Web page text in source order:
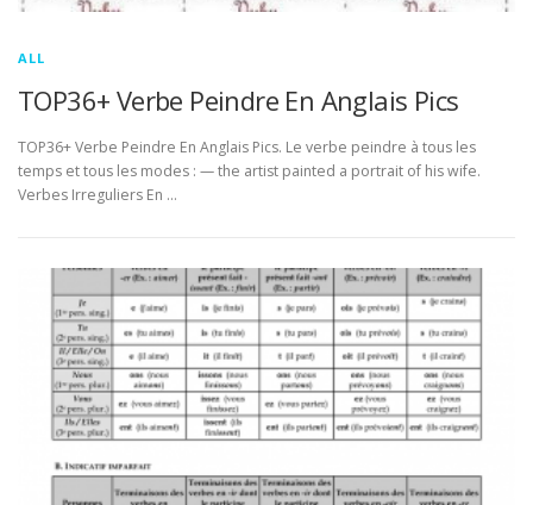
ALL
TOP36+ Verbe Peindre En Anglais Pics
TOP36+ Verbe Peindre En Anglais Pics. Le verbe peindre à tous les
temps et tous les modes : — the artist painted a portrait of his wife.
Verbes Irreguliers En …